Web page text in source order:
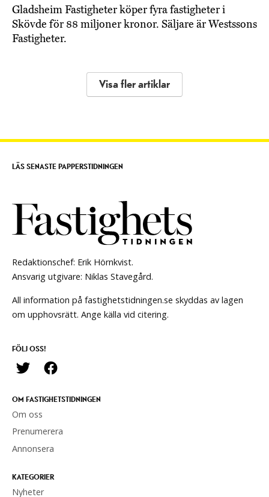
Gladsheim Fastigheter köper fyra fastigheter i
Skövde för 88 miljoner kronor. Säljare är Westssons
Fastigheter.
Visa fler artiklar
Redaktionschef: Erik Hörnkvist.
Ansvarig utgivare: Niklas Stavegård.
All information på fastighetstidningen.se skyddas av lagen
om upphovsrätt. Ange källa vid citering.
FÖLJ OSS!
OM FASTIGHETSTIDNINGEN
Om oss
Prenumerera
Annonsera
KATEGORIER
Nyheter
LÄS SENASTE PAPPERSTIDNINGEN